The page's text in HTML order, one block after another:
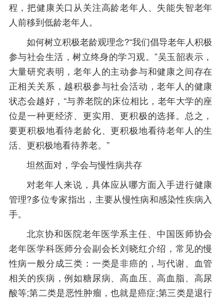
程，把健康关口从关注高龄老年人、失能失智老年
人前移到低龄老年人。
如何树立积极老龄观理念?“我们倡导老年人积极
参与社会生活，树立终身的学习观。”吴玉韶表示，
大量研究表明，老年人的主动参与和健康之间存在
正相关关系，越积极参与社会活动，老年人的健康
状态会越好，“与养老院的床位相比，老年大学的座
位是一种更经济、更实用、更积极的选择。总之，
要更积极地看待老龄化、更积极地看待老年人的生
活、更积极地看待养老。”
坦然面对，学会与慢性病共存
对老年人来说，具体应从哪方面入手进行健康
管理?多位专家指出，主要从慢性病和感染性疾病入
手。
北京协和医院老年医学系主任、中国医师协会
老年医学科医师分会副会长刘晓红介绍，常见的慢
性病一般分成三类：一类是非癌的，与代谢、血管
相关的疾病，例如糖尿病、高血压、高血脂、高尿
酸等;第二类是恶性肿瘤，也就是癌症;第三类是退行